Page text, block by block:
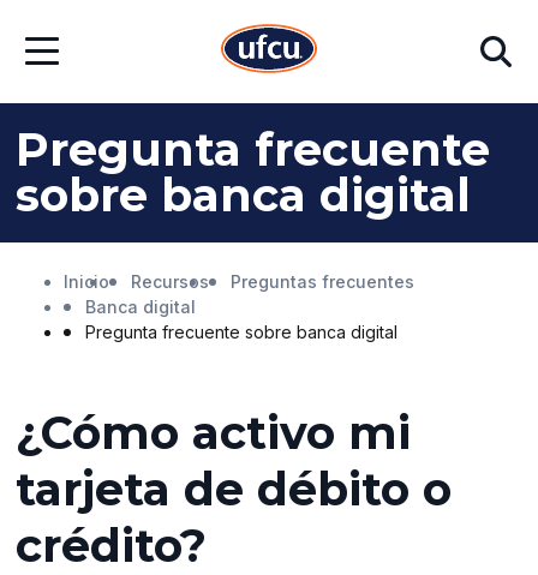
contenido
contenido
de
página
Abrir
Buscar
Pregunta frecuente
sobre banca digital
Inicio Recursos
Preguntas frecuentes
Banca digital
Pregunta frecuente sobre banca digital
¿Cómo activo mi
tarjeta de débito o
crédito?